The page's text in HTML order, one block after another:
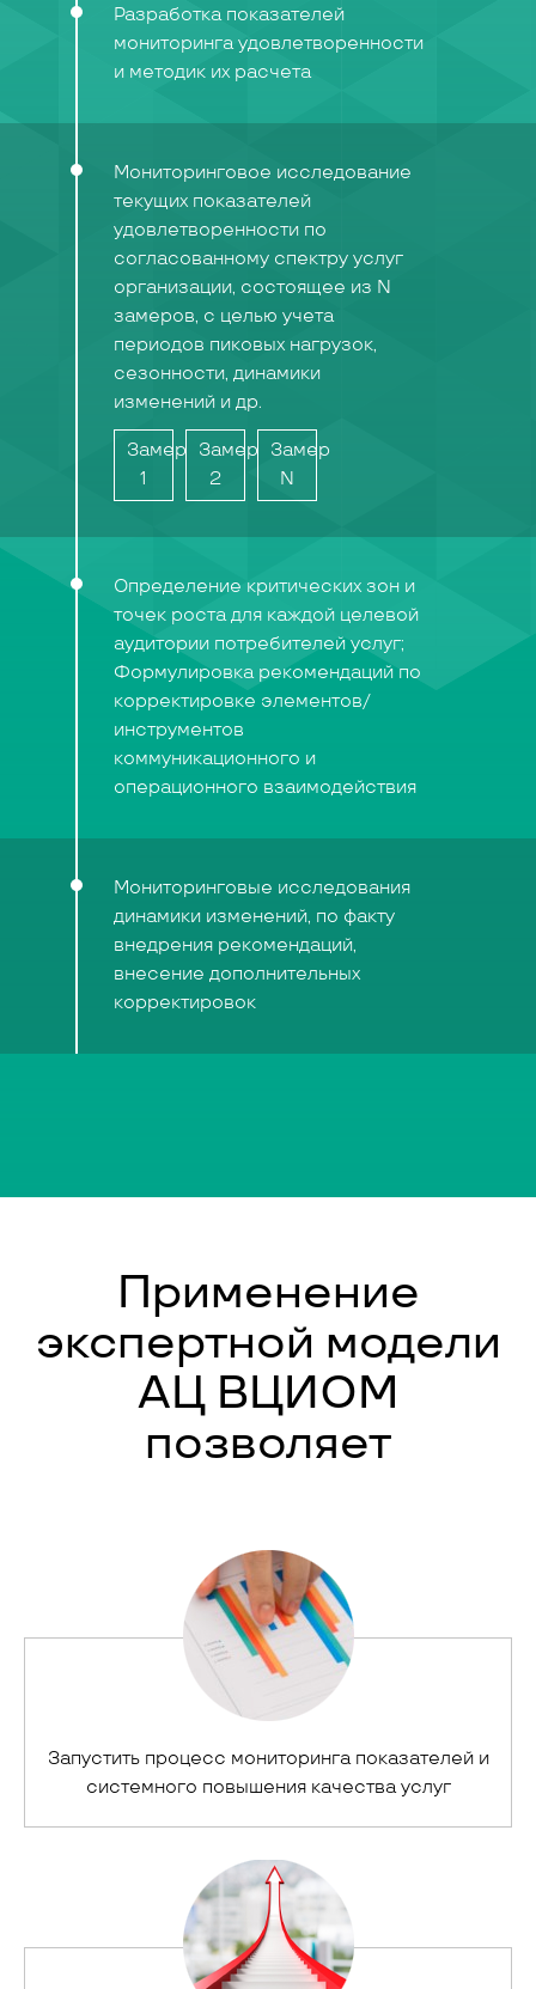
Разработка показателей
мониторинга удовлетворенности
и методик их расчета
Мониторинговое исследование
текущих показателей
удовлетворенности по
согласованному спектру услуг
организации, состоящее из N
замеров, с целью учета
периодов пиковых нагрузок,
сезонности, динамики
изменений и др.
Замер
1
Замер
2
Замер
N
Определение критических зон и
точек роста для каждой целевой
аудитории потребителей услуг;
Формулировка рекомендаций по
корректировке элементов/
инструментов
коммуникационного и
операционного взаимодействия
Мониторинговые исследования
динамики изменений, по факту
внедрения рекомендаций,
внесение дополнительных
корректировок
Применение
экспертной модели
АЦ ВЦИОМ
позволяет
Запустить процесс мониторинга показателей и
системного повышения качества услуг